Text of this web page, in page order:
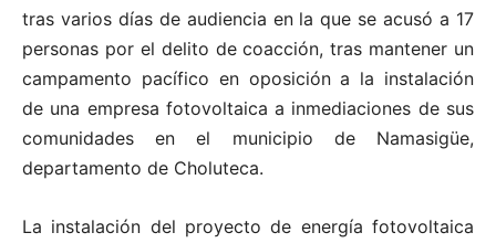
tras varios días de audiencia en la que se acusó a 17
personas por el delito de coacción, tras mantener un
campamento pacífico en oposición a la instalación
de una empresa fotovoltaica a inmediaciones de sus
comunidades en el municipio de Namasigüe,
departamento de Choluteca.
La instalación del proyecto de energía fotovoltaica